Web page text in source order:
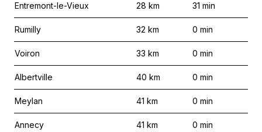
Entremont-le-Vieux 28 km 31 min
Rumilly 32 km 0 min
Voiron 33 km 0 min
Albertville 40 km 0 min
Meylan 41 km 0 min
Annecy 41 km 0 min